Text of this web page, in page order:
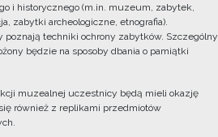
i historycznego (m.in. muzeum, zabytek,
zabytki archeologiczne, etnografia).
poznają techniki ochrony zabytków. Szczególny
będzie na sposoby dbania o pamiątki
muzealnej uczestnicy będą mieli okazję
również z replikami przedmiotów